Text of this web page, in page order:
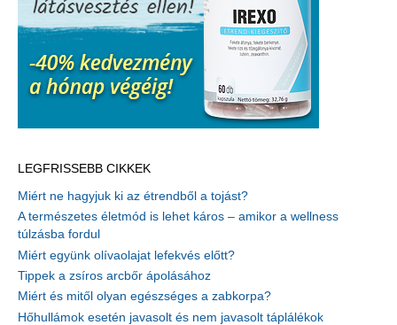
LEGFRISSEBB CIKKEK
Miért ne hagyjuk ki az étrendből a tojást?
A természetes életmód is lehet káros – amikor a wellness
túlzásba fordul
Miért együnk olívaolajat lefekvés előtt?
Tippek a zsíros arcbőr ápolásához
Miért és mitől olyan egészséges a zabkorpa?
Hőhullámok esetén javasolt és nem javasolt táplálékok